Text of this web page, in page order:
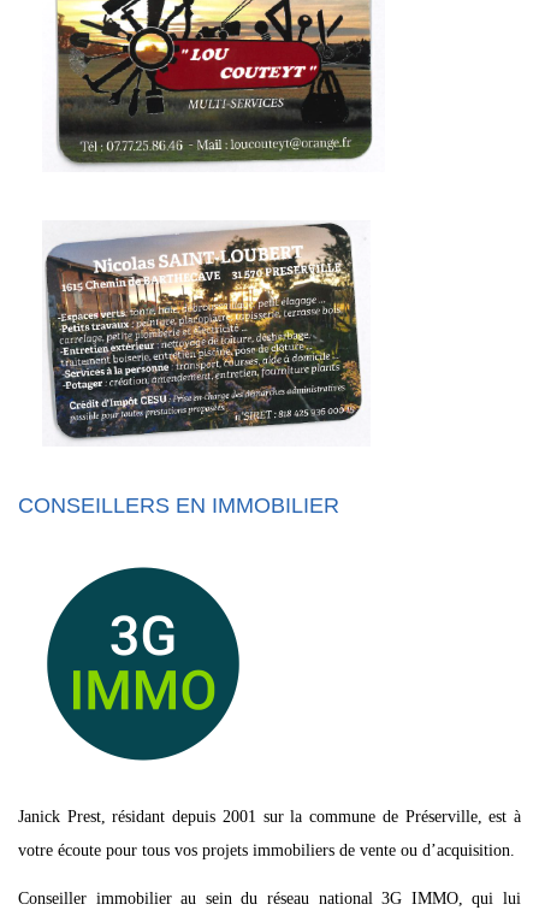
CONSEILLERS EN IMMOBILIER
Janick Prest, résidant depuis 2001 sur la commune de Préserville, est à
votre écoute pour tous vos projets immobiliers de vente ou d’acquisition.
Conseiller immobilier au sein du réseau national 3G IMMO, qui lui